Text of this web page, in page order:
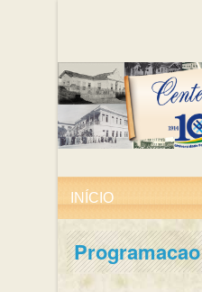
Programacao